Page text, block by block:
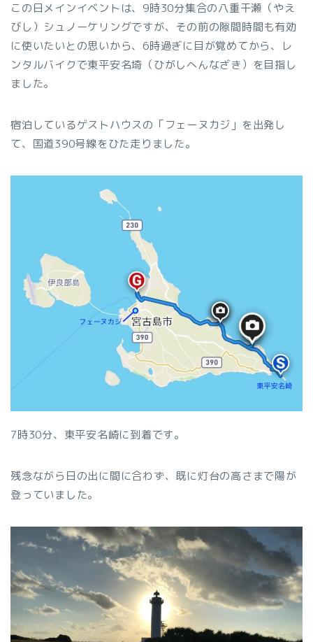
この日メインイベントは、9時30分集合の八重干瀬（やえ
びし）シュノーケリングですが、その前の隙間時間も有効
に使いたいとの思いから、6時過ぎに目が覚めてから、レ
ンタルバイクで東平安名埼（ひがしへんなざき）を目指し
ました。
宿泊しているゲストハウスの「フェーヌカジ」を出発し
て、国道390号線をひた走りました。
7時30分、東平安名崎に到着です。
残念ながら日の出に間に合わず、既に灯台の高さまで陽が
登っていました。